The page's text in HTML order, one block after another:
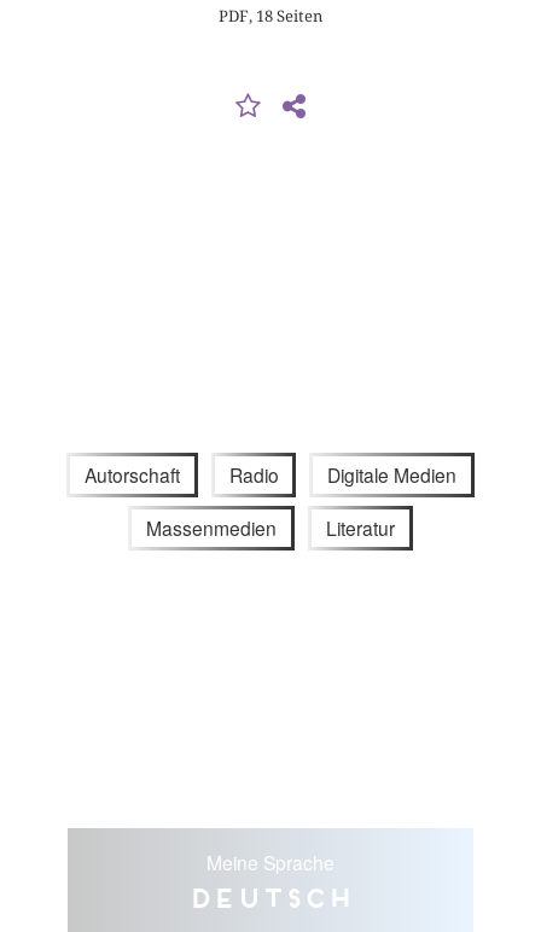
PDF, 18 Seiten
Autorschaft Radio Digitale Medien
Massenmedien Literatur
Meine Sprache
Deutsch